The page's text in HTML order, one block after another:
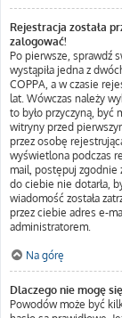
Rejestracja została
zalogować!
Po pierwsze, sprawdź
wystąpiła jedna z
COPPA, a w czasie
lat. Wówczas należy
to było przyczyną, być
witryny przed
przez osobę
wyświetlona podczas
mail, postępuj zgodnie
do ciebie nie dotarła,
wiadomość została
przez ciebie adres e-
administratorem.
Na górę
Dlaczego nie mogę
Powodów może być